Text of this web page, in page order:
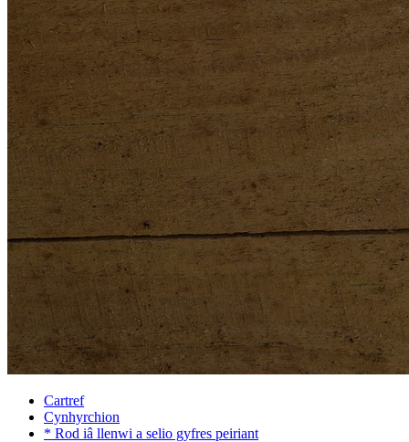
Cartref
Cynhyrchion
* Rod iâ llenwi a selio gyfres peiriant